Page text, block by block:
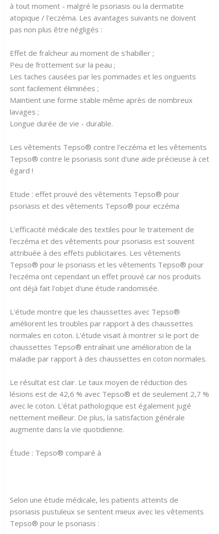
à tout moment - malgré le psoriasis ou la dermatite
atopique / l'eczéma. Les avantages suivants ne doivent
pas non plus être négligés :
Effet de fraîcheur au moment de s'habiller ;
Peu de frottement sur la peau ;
Les taches causées par les pommades et les onguents
sont facilement éliminées ;
Maintient une forme stable même après de nombreux
lavages ;
Longue durée de vie - durable.
Les vêtements Tepso® contre l'eczéma et les vêtements
Tepso® contre le psoriasis sont d'une aide précieuse à cet
égard !
Etude : effet prouvé des vêtements Tepso® pour
psoriasis et des vêtements Tepso® pour eczéma
L'efficacité médicale des textiles pour le traitement de
l'eczéma et des vêtements pour psoriasis est souvent
attribuée à des effets publicitaires. Les vêtements
Tepso® pour le psoriasis et les vêtements Tepso® pour
l'eczéma ont cependant un effet prouvé car nos produits
ont déjà fait l'objet d'une étude randomisée.
L'étude montre que les chaussettes avec Tepso®
améliorent les troubles par rapport à des chaussettes
normales en coton. L'étude visait à montrer si le port de
chaussettes Tepso® entraînait une amélioration de la
maladie par rapport à des chaussettes en coton normales.
Le résultat est clair. Le taux moyen de réduction des
lésions est de 42,6 % avec Tepso® et de seulement 2,7 %
avec le coton. L'état pathologique est également jugé
nettement meilleur. De plus, la satisfaction générale
augmente dans la vie quotidienne.
Étude : Tepso® comparé à
Selon une étude médicale, les patients atteints de
psoriasis pustuleux se sentent mieux avec les vêtements
Tepso® pour le psoriasis :